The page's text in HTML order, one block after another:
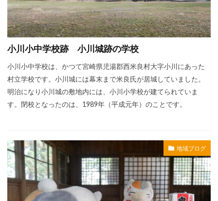
小川小中学校跡 小川城跡の学校
小川小中学校は、かつて宮崎県児湯郡西米良村大字小川にあった
村立学校です。小川城には幕末まで米良氏が居城していました。
明治になり小川城の敷地内には、小川小学校が建てられていま
す。閉校となったのは、1989年（平成元年）のことです。
地域ブログ